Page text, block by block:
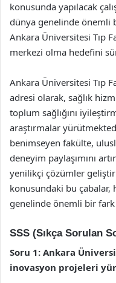
konusunda yapılacak
dünya genelinde önemli
Ankara Üniversitesi Tıp
merkezi olma hedefini
Ankara Üniversitesi Tıp
adresi olarak, sağlık
toplum sağlığını
araştırmalar
benimseyen fakülte,
deneyim paylaşımını
yenilikçi çözümler
konusundaki bu
genelinde önemli bir
SSS (Sıkça Sorulan
Soru 1: Ankara
inovasyon projeleri